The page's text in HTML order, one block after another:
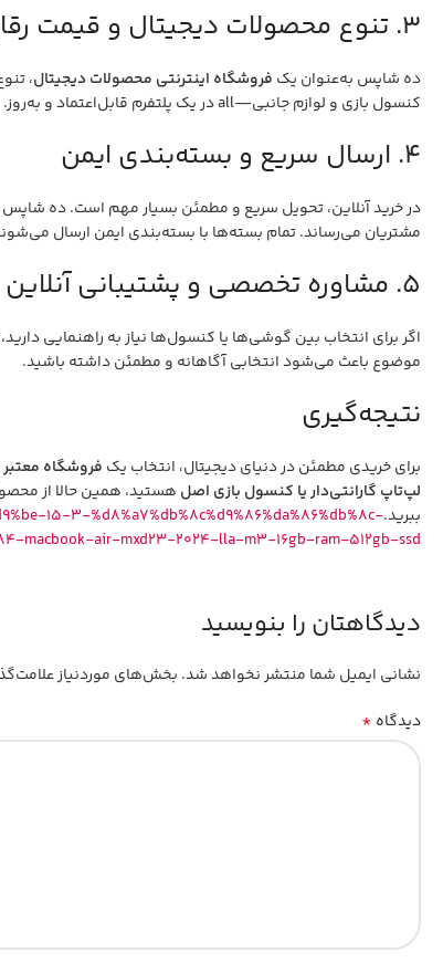
۳. تنوع محصولات دیجیتال و قیمت رقابتی
ده شاپس به‌عنوان یک فروشگاه اینترنتی محصولات دیجیتال،
کنسول بازی و لوازم جانبی—all در یک پلتفرم قابل‌اعتماد و به‌روز.
۴. ارسال سریع و بسته‌بندی ایمن
در خرید آنلاین، تحویل سریع و مطمئن بسیار مهم است. ده
مشتریان می‌رساند. تمام بسته‌ها با بسته‌بندی ایمن ارسال
۵. مشاوره تخصصی و پشتیبانی آنلاین
اگر برای انتخاب بین گوشی‌ها یا کنسول‌ها نیاز به راهنمایی
موضوع باعث می‌شود انتخابی آگاهانه و مطمئن داشته باشید.
نتیجه‌گیری
برای خریدی مطمئن در دنیای دیجیتال، انتخاب یک فروشگاه
لپ‌تاپ گارانتی‌دار یا کنسول بازی اصل هستید، همین حالا از
ببرید.15-3-%d8%a7%db%8c%d9%86%da%86%db%8c-
macbook-air-mxd23-2024-lla-m3-16gb-ram-512gb-ssd/
دیدگاهتان را بنویسید
نشانی ایمیل شما منتشر نخواهد شد. بخش‌های موردنیاز
دیدگاه *